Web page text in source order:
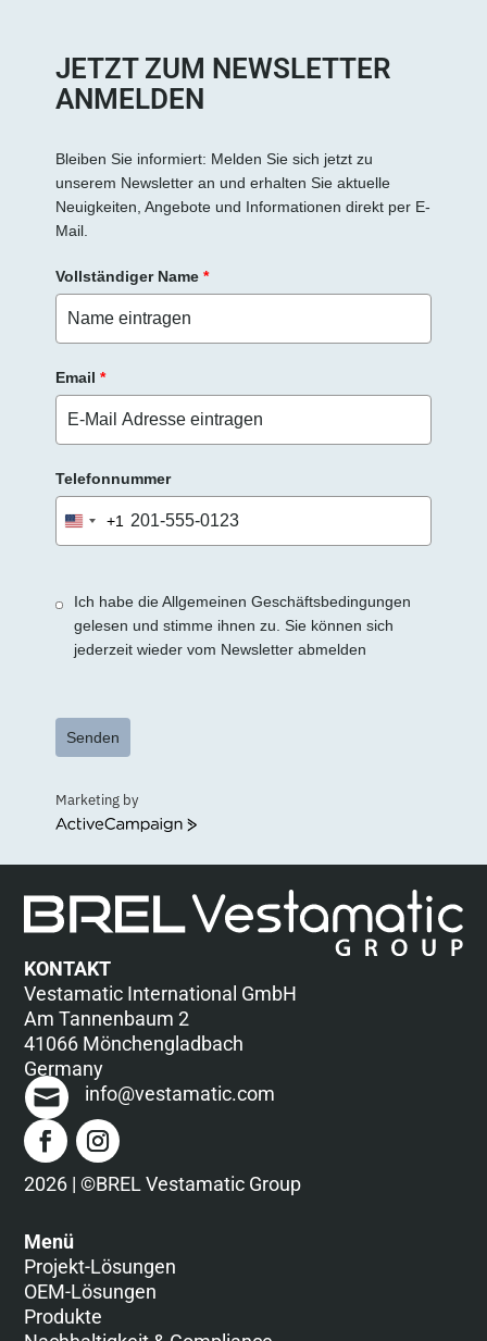
JETZT ZUM NEWSLETTER
ANMELDEN
Bleiben Sie informiert: Melden Sie sich jetzt zu
unserem Newsletter an und erhalten Sie aktuelle
Neuigkeiten, Angebote und Informationen direkt per E-
Mail.
Vollständiger Name *
Email *
Telefonnummer
United
States
+1
Ich habe die Allgemeinen Geschäftsbedingungen
gelesen und stimme ihnen zu. Sie können sich
jederzeit wieder vom Newsletter abmelden
Senden
Marketing by
ActiveCampaign
KONTAKT
Vestamatic International GmbH
Am Tannenbaum 2
41066 Mönchengladbach
Germany
info@vestamatic.com
2026 | ©BREL Vestamatic Group
Menü
Projekt-Lösungen
OEM-Lösungen
Produkte